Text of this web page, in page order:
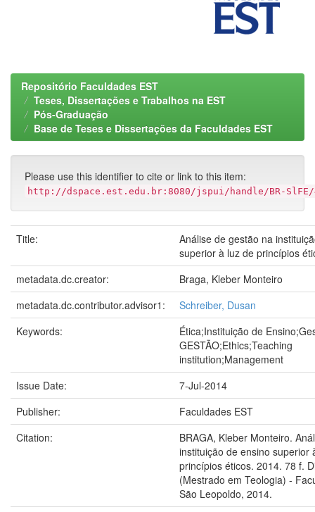
Repositório Faculdades EST
Teses, Dissertações e Trabalhos na EST
Pós-Graduação
Base de Teses e Dissertações da Faculdades EST
Please use this identifier to cite or link to this item:
http://dspace.est.edu.br:8080/jspui/handle/BR-SlFE/
Title:
Análise de gestão na
superior à luz de princípios
metadata.dc.creator:
Braga, Kleber Monteiro
metadata.dc.contributor.advisor1:
Schreiber, Dusan
Keywords:
Ética;Instituição de
GESTÃO;Ethics;Teaching
institution;Management
Issue Date:
7-Jul-2014
Publisher:
Faculdades EST
Citation:
BRAGA, Kleber Monteiro.
instituição de ensino superior
princípios éticos. 2014. 78 f.
(Mestrado em Teologia) -
São Leopoldo, 2014.